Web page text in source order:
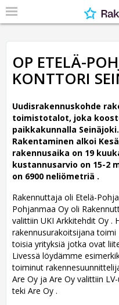
OP ETELÄ-
KONTTORI
Uudisrakennuskohde
toimistotalot, joka
paikkakunnalla
Rakentaminen alkoi
rakennusaika on 19
kustannusarvio on 15-2
on 6900 neliömetriä .
Rakennuttaja oli Etelä-
Pohjanmaa Oy oli
valittiin UKI Arkkitehdit Oy .
rakennusurakoitsijana toimi
toisia yrityksiä jotka ovat
Livessä löydämme
toiminut
Are Oy ja Are Oy valittiin
teki Are Oy .